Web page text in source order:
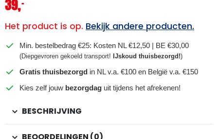
39,–
Het product is op. Bekijk andere producten.
Min. bestelbedrag €25: Kosten NL €12,50 | BE €30,00
(Diepgevroren gekoeld transport! IJskoud thuisbezorgd!)
Gratis thuisbezorgd in NL v.a. €100 en België v.a. €150
Kies zelf jouw bezorgdag uit tijdens het afrekenen!
BESCHRIJVING
BEOORDELINGEN (0)